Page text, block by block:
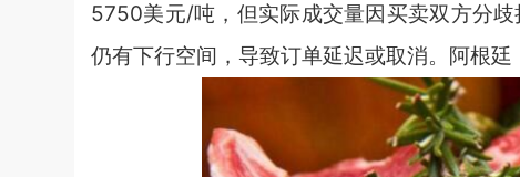
5750美元/吨，但实际成交量因买卖双方分
仍有下行空间，导致订单延迟或取消。阿根廷